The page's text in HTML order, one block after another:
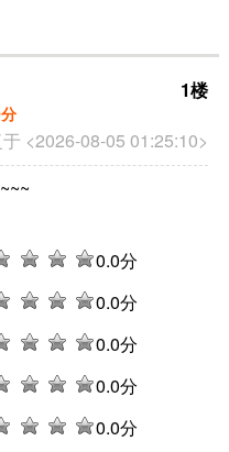
<2026-08-05 01:25:10>
1楼
0.0分
0.0分
0.0分
0.0分
0.0分